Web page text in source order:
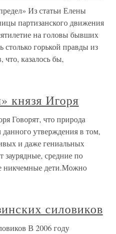
Из статьи Елены
партизанского движения
на головы бывших
столько горькой правды из
что, казалось бы,
князя Игоря
Говорят, что природа
утверждения в том,
и даже гениальных
заурядные, средние по
никчемные дети.Можно
силовиков
В 2006 году